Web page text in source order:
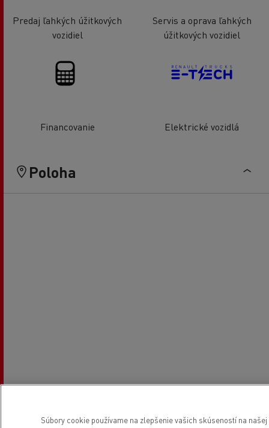
Predaj ľahkých úžitkových
vozidiel
Servis a oprava ľahkých
úžitkových vozidiel
Financovanie Elektrické vozidlá
Poloha
Súbory cookie používame na zlepšenie vašich skúseností na